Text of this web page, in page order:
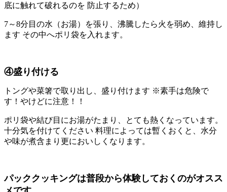
底に触れて破れるのを 防止するため）
7～8分目の水（お湯）を張り、沸騰したら火を弱め、維持し
ます その中へポリ袋を入れます。
④盛り付ける
トングや菜箸で取り出し、盛り付けます ※素手は危険で
す！やけどに注意！！
ポリ袋や結び目にお湯がたまり、とても熱くなっています。
十分気を付けてください 料理によっては暫くおくと、水分
や味が煮含まり更においしくなります。
パッククッキングは普段から体験しておくのがオスス